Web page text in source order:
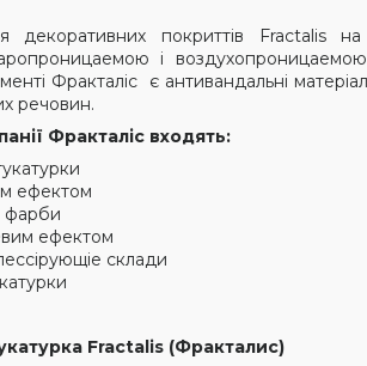
декоративних покриттів
Fractalis
і
Фракталіс є антивандальні
речовин.
Фракталіс входять:
ефектом
фарби
ефектом
склади
Fractalis (Фракталис)